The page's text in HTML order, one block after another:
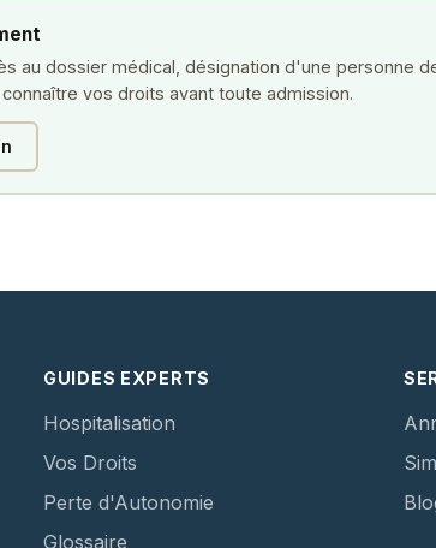
au dossier médical, désignation d'une personne
vos droits avant toute admission.
GUIDES EXPERTS
Hospitalisation
Vos Droits
Perte d'Autonomie
Glossaire